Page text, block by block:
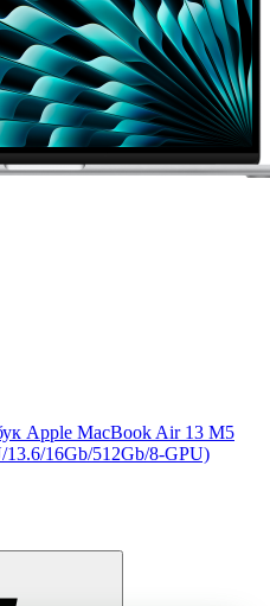
Apple MacBook Air 13 M5
16Gb/512Gb/8-GPU)